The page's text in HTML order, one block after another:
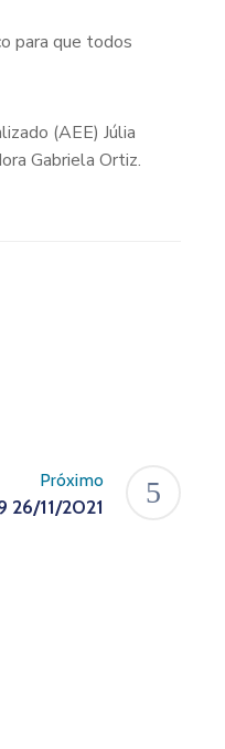
para que todos
(AEE) Júlia
Gabriela Ortiz.
Próximo
26/11/2021